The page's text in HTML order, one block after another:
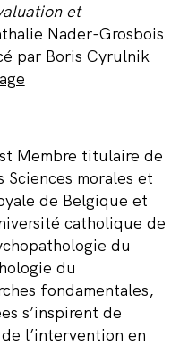
et
Nader-Grosbois
par Boris Cyrulnik
Membre titulaire de
Sciences morales et
de Belgique et
catholique de
du
du
fondamentales,
s’inspirent de
l’intervention en